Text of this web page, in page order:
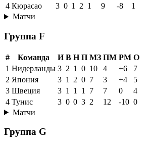
4 Кюрасао 3 0 1 2 1 9 -8
1
Матчи
Группа F
# Команда И В Н П МЗ ПМ РМ О
1 Нидерланды 3 2 1 0 10 4 +6
7
2 Япония 3 1 2 0 7 3 +4
5
3 Швеция 3 1 1 1 7 7 0
4
4 Тунис 3 0 0 3 2 12 -10 0
Матчи
Группа G